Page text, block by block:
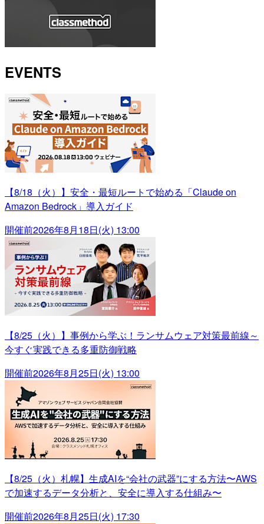
EVENTS
【8/18（火）】安全・最短ルートで始める「Claude on
Amazon Bedrock」導入ガイド
開催前2026年8月18日(火) 13:00
【8/25（火）】事例から学ぶ！ランサムウェア対策最前線～
今すぐ実践できる多重防御戦略
開催前2026年8月25日(火) 13:00
【8/25（火）札幌】生成AIを“会社の武器”にする方法〜AWS
で加速するデータ分析と、安全に導入する仕組み〜
開催前2026年8月25日(火) 17:30